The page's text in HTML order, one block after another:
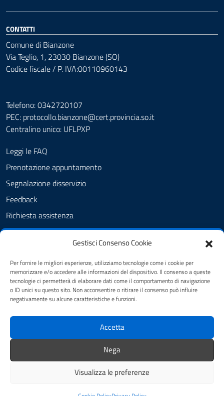
Gestisci Consenso Cookie
Per fornire le migliori esperienze, utilizziamo tecnologie come i cookie per
memorizzare e/o accedere alle informazioni del dispositivo. Il consenso a queste
tecnologie ci permetterà di elaborare dati come il comportamento di navigazione
o ID unici su questo sito. Non acconsentire o ritirare il consenso può influire
negativamente su alcune caratteristiche e funzioni.
Accetta
Nega
Visualizza le preferenze
CONTATTI
Comune di Bianzone
Via Teglio, 1, 23030 Bianzone (SO)
Codice fiscale / P. IVA:00110960143
Telefono: 0342720107
PEC: protocollo.bianzone@cert.provincia.so.it
Centralino unico: UFLPXP
Leggi le FAQ
Prenotazione appuntamento
Segnalazione disservizio
Feedback
Richiesta assistenza
Pubblicità legale
Amministrazione trasparente
Informativa privacy
Note legali
Obiettivi di accessibilità